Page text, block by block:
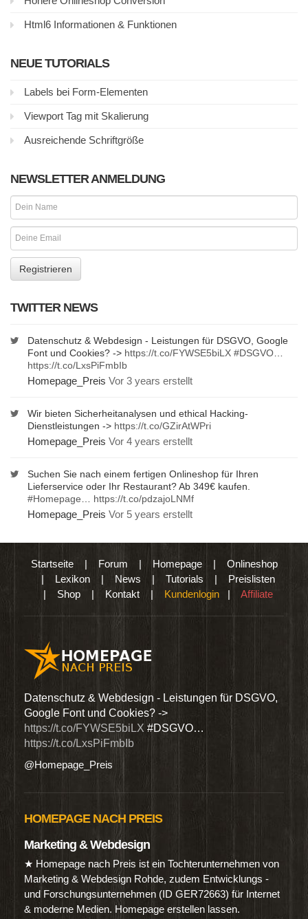
Html6 Informationen & Funktionen
NEUE TUTORIALS
Labels bei Form-Elementen
Viewport Tag mit Skalierung
Ausreichende Schriftgröße
NEWSLETTER ANMELDUNG
TWITTER NEWS
Datenschutz & Webdesign - Leistungen für DSGVO, Google
Font und Cookies? -> https://t.co/FYWSE5biLX #DSGVO
https://t.co/LxsPiFmbIb
Homepage_Preis Vor 3 years erstellt
Wir bieten Sicherheitanalysen und ethical Hacking-
Dienstleistungen -> https://t.co/GZirAtWPri
Homepage_Preis Vor 4 years erstellt
Suchen Sie nach einem fertigen Onlineshop für Ihren
Lieferservice oder Ihr Restaurant? Ab 349€ kaufen.
#Homepage
https://t.co/pdzajoLNMf
Homepage_Preis Vor 5 years erstellt
Startseite| Forum | Homepage| Onlineshop
| Lexikon | News | Tutorials | Preislisten
| Shop | Kontakt | Kundenlogin | Affiliate
Datenschutz & Webdesign - Leistungen für DSGVO,
Google Font und Cookies? ->
https://t.co/FYWSE5biLX #DSGVO…
https://t.co/LxsPiFmbIb
@Homepage_Preis
HOMEPAGE NACH PREIS
Marketing & Webdesign
★ Homepage nach Preis ist ein Tochterunternehmen von
Marketing & Webdesign Rohde, zudem Entwicklungs -
und Forschungsunternehmen (ID GER72663) für Internet
& moderne Medien. Homepage erstellen lassen.